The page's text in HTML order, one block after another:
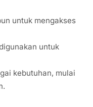
untuk mengakses
untuk
kebutuhan, mulai